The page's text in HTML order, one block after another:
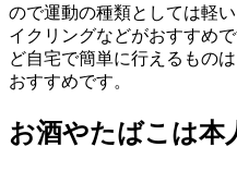
ので運動の種類としては軽
イクリングなどがおすすめ
ど自宅で簡単に行えるもの
おすすめです。
お酒やたばこは本